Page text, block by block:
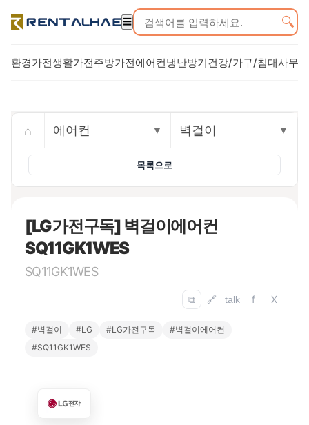
☰ 🔍
환경가전생활가전주방가전에어컨냉난방기건강/가구/침대사무
Trusted rental commerce storefront
⌂ 에어컨 ▼ 벽걸이 ▼
목록으로
[LG가전구독] 벽걸이에어컨
SQ11GK1WES
SQ11GK1WES
⧉ 🔗 talk f X
#벽걸이 #LG #LG가전구독
#벽걸이에어컨
#SQ11GK1WES